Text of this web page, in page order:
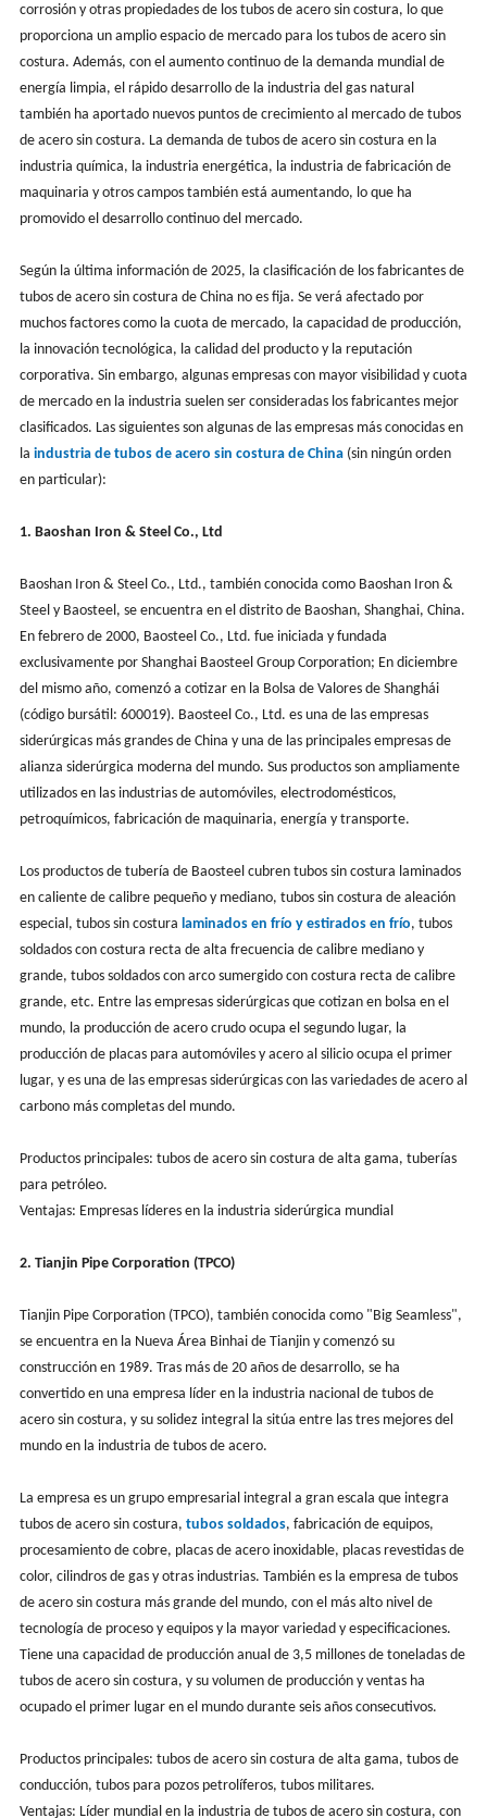
corrosión y otras propiedades de los tubos de acero sin costura, lo que
proporciona un amplio espacio de mercado para los tubos de acero sin
costura. Además, con el aumento continuo de la demanda mundial de
energía limpia, el rápido desarrollo de la industria del gas natural
también ha aportado nuevos puntos de crecimiento al mercado de tubos
de acero sin costura. La demanda de tubos de acero sin costura en la
industria química, la industria energética, la industria de fabricación de
maquinaria y otros campos también está aumentando, lo que ha
promovido el desarrollo continuo del mercado.
Según la última información de 2025, la clasificación de los fabricantes de
tubos de acero sin costura de China no es fija. Se verá afectado por
muchos factores como la cuota de mercado, la capacidad de producción,
la innovación tecnológica, la calidad del producto y la reputación
corporativa. Sin embargo, algunas empresas con mayor visibilidad y cuota
de mercado en la industria suelen ser consideradas los fabricantes mejor
clasificados. Las siguientes son algunas de las empresas más conocidas en
la industria de tubos de acero sin costura de China(sin ningún orden
en particular):
1. Baoshan Iron & Steel Co., Ltd
Baoshan Iron & Steel Co., Ltd., también conocida como Baoshan Iron &
Steel y Baosteel, se encuentra en el distrito de Baoshan, Shanghai, China.
En febrero de 2000, Baosteel Co., Ltd. fue iniciada y fundada
exclusivamente por Shanghai Baosteel Group Corporation; En diciembre
del mismo año, comenzó a cotizar en la Bolsa de Valores de Shanghái
(código bursátil: 600019). Baosteel Co., Ltd. es una de las empresas
siderúrgicas más grandes de China y una de las principales empresas de
alianza siderúrgica moderna del mundo. Sus productos son ampliamente
utilizados en las industrias de automóviles, electrodomésticos,
petroquímicos, fabricación de maquinaria, energía y transporte.
Los productos de tubería de Baosteel cubren tubos sin costura laminados
en caliente de calibre pequeño y mediano, tubos sin costura de aleación
especial, tubos sin costura laminados en frío y estirados en frío, tubos
soldados con costura recta de alta frecuencia de calibre mediano y
grande, tubos soldados con arco sumergido con costura recta de calibre
grande, etc. Entre las empresas siderúrgicas que cotizan en bolsa en el
mundo, la producción de acero crudo ocupa el segundo lugar, la
producción de placas para automóviles y acero al silicio ocupa el primer
lugar, y es una de las empresas siderúrgicas con las variedades de acero al
carbono más completas del mundo.
Productos principales: tubos de acero sin costura de alta gama, tuberías
para petróleo.
Ventajas: Empresas líderes en la industria siderúrgica mundial
2. Tianjin Pipe Corporation (TPCO)
Tianjin Pipe Corporation (TPCO), también conocida como "Big Seamless",
se encuentra en la Nueva Área Binhai de Tianjin y comenzó su
construcción en 1989. Tras más de 20 años de desarrollo, se ha
convertido en una empresa líder en la industria nacional de tubos de
acero sin costura, y su solidez integral la sitúa entre las tres mejores del
mundo en la industria de tubos de acero.
La empresa es un grupo empresarial integral a gran escala que integra
tubos de acero sin costura, tubos soldados, fabricación de equipos,
procesamiento de cobre, placas de acero inoxidable, placas revestidas de
color, cilindros de gas y otras industrias. También es la empresa de tubos
de acero sin costura más grande del mundo, con el más alto nivel de
tecnología de proceso y equipos y la mayor variedad y especificaciones.
Tiene una capacidad de producción anual de 3,5 millones de toneladas de
tubos de acero sin costura, y su volumen de producción y ventas ha
ocupado el primer lugar en el mundo durante seis años consecutivos.
Productos principales: tubos de acero sin costura de alta gama, tubos de
conducción, tubos para pozos petrolíferos, tubos militares.
Ventajas: Líder mundial en la industria de tubos de acero sin costura, con